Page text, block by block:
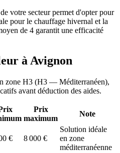
votre secteur permet d'opter pour
pour le chauffage hivernal et la
de 4 garantit une efficacité
à Avignon
zone H3 (H3 — Méditerranéen),
avant déduction des aides.
Prix
maximum
Note
€ 8 000 €
Solution idéale
en zone
méditerranéenne